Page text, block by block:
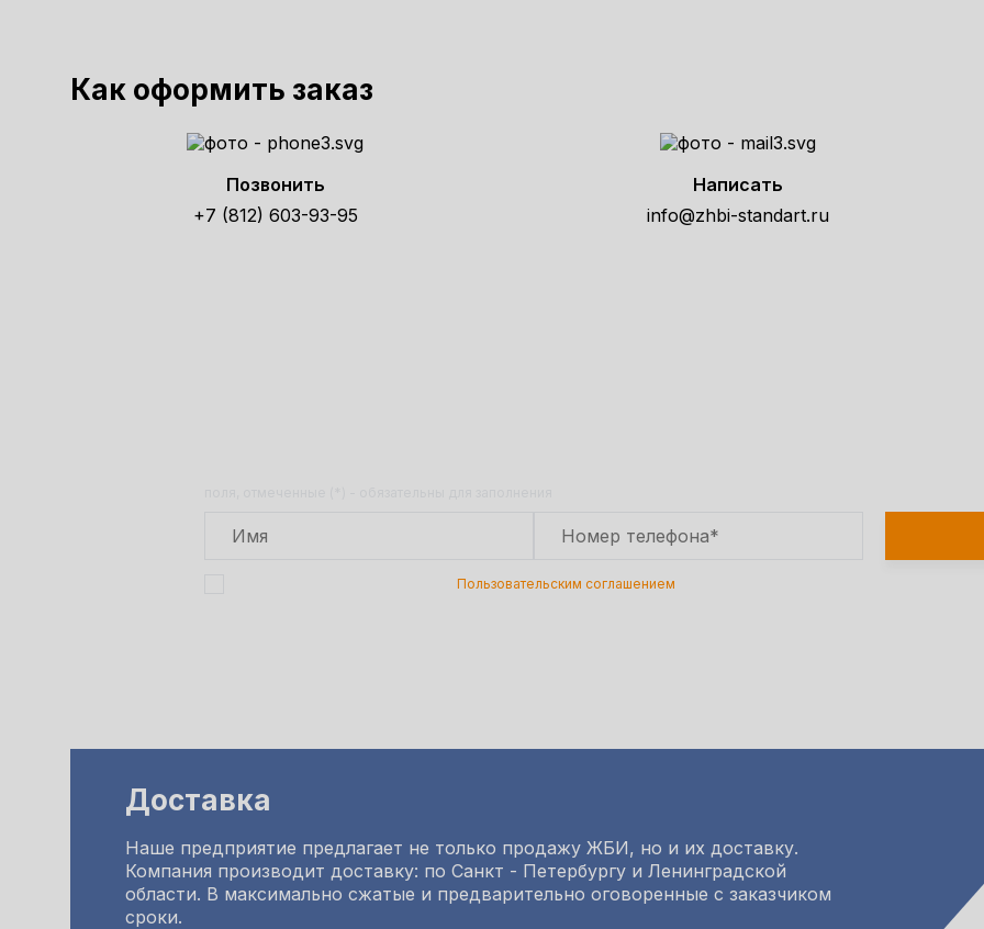
Как оформить заказ
Позвонить
+7 (812) 603-93-95
Написать
info@zhbi-standart.ru
Пользовательским соглашением
Доставка
Наше предприятие предлагает не только продажу ЖБИ, но и их доставку.
Компания производит доставку: по Санкт - Петербургу и Ленинградской
области. В максимально сжатые и предварительно оговоренные с заказчиком
сроки.